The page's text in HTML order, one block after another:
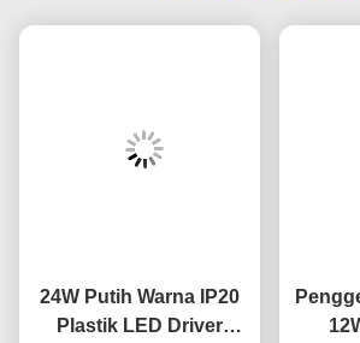
24W Putih Warna IP20
Plastik LED Driver